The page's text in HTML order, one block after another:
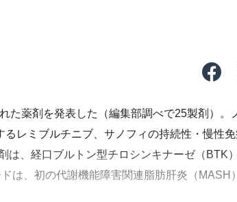
た薬剤を発表した （編集部調べで25製剤）
。
るレミブルチニブ、サノフィの持続性・慢性
は、経口ブルトン型チロシンキナーゼ（BTK
は、初の代謝機能障害関連脂肪肝炎（MASH